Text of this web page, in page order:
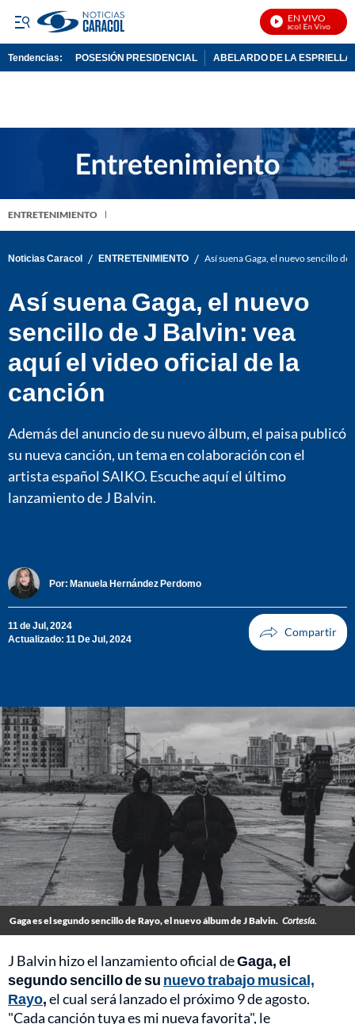
EN VIVO
Noticias Caracol En Vivo
Tendencias: POSESIÓN PRESIDENCIAL ABELARDO DE LA ESPRIELLA
ENTRETENIMIENTO
Noticias Caracol / ENTRETENIMIENTO / Así suena Gaga, el nuevo sencillo
Así suena Gaga, el nuevo
sencillo de J Balvin: vea
aquí el video oficial de la
canción
Además del anuncio de su nuevo álbum, el paisa publicó
su nueva canción, un tema en colaboración con el
artista español SAIKO. Escuche aquí el último
lanzamiento de J Balvin.
Por: Manuela Hernández Perdomo
11 de Jul, 2024
Actualizado: 11 De Jul, 2024
Gaga es el segundo sencillo de Rayo, el nuevo álbum de J Balvin. Cortesía.
J Balvin hizo el lanzamiento oficial deGaga, el
segundo sencillo de su nuevo trabajo musical,
Rayo,el cual será lanzado el próximo 9 de agosto.
"Cada canción tuya es mi nueva favorita", le